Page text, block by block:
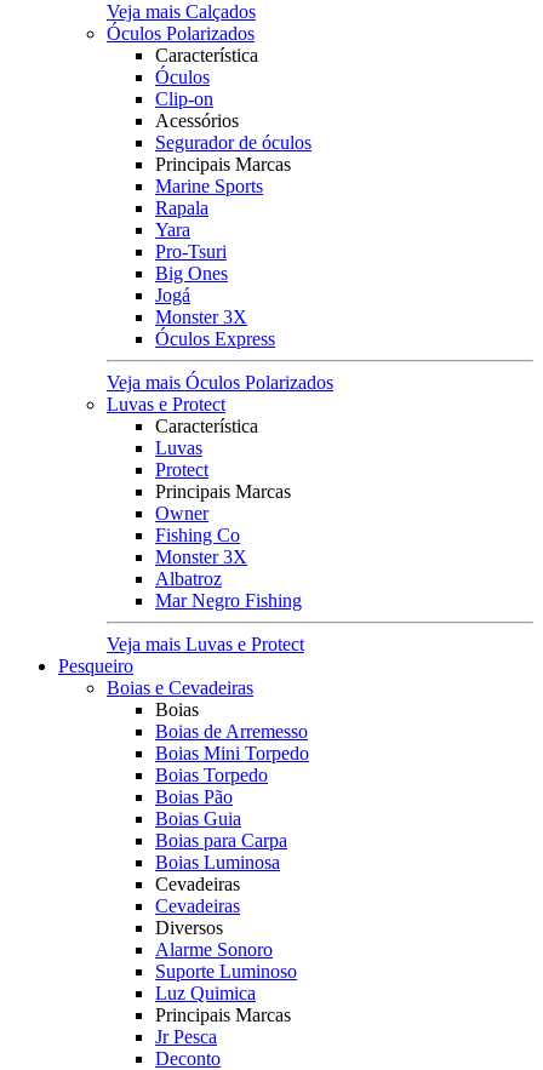
Veja mais Calçados
Óculos Polarizados
Característica
Óculos
Clip-on
Acessórios
Segurador de óculos
Principais Marcas
Marine Sports
Rapala
Yara
Pro-Tsuri
Big Ones
Jogá
Monster 3X
Óculos Express
Veja mais Óculos Polarizados
Luvas e Protect
Característica
Luvas
Protect
Principais Marcas
Owner
Fishing Co
Monster 3X
Albatroz
Mar Negro Fishing
Veja mais Luvas e Protect
Pesqueiro
Boias e Cevadeiras
Boias
Boias de Arremesso
Boias Mini Torpedo
Boias Torpedo
Boias Pão
Boias Guia
Boias para Carpa
Boias Luminosa
Cevadeiras
Cevadeiras
Diversos
Alarme Sonoro
Suporte Luminoso
Luz Quimica
Principais Marcas
Jr Pesca
Deconto